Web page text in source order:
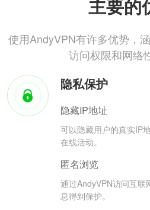
主要的
使用AndyVPN有许多优势，
访问权限和网络
隐私保护
隐藏IP地址
可以隐藏用户的真实IP
在线活动。
匿名浏览
通过AndyVPN访问互联
息得到保护。